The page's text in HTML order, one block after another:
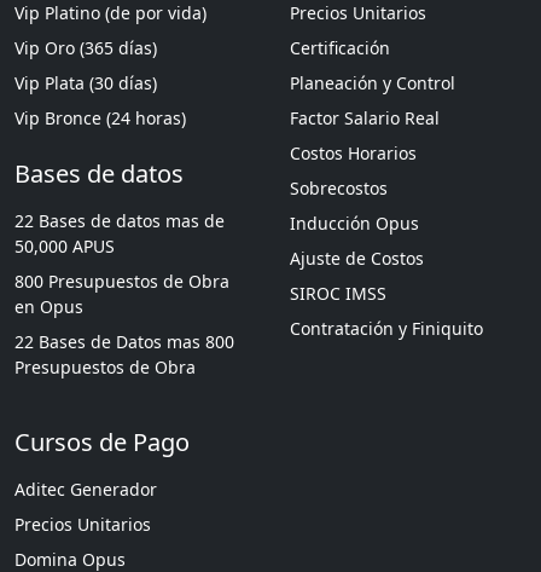
Vip Platino (de por vida)
Vip Oro (365 días)
Vip Plata (30 días)
Vip Bronce (24 horas)
Bases de datos
22 Bases de datos mas de
50,000 APUS
800 Presupuestos de Obra
en Opus
22 Bases de Datos mas 800
Presupuestos de Obra
Precios Unitarios
Certificación
Planeación y Control
Factor Salario Real
Costos Horarios
Sobrecostos
Inducción Opus
Ajuste de Costos
SIROC IMSS
Contratación y Finiquito
Cursos de Pago
Aditec Generador
Precios Unitarios
Domina Opus